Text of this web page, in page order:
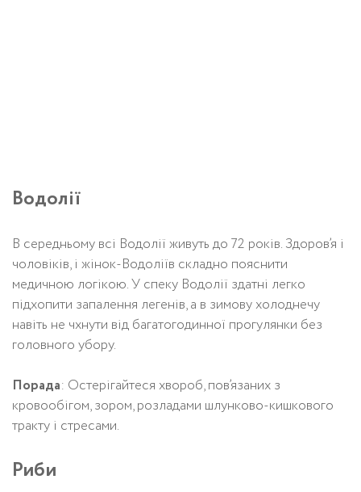
Водолії
В середньому всі Водолії живуть до 72 років. Здоров’я і
чоловіків, і жінок-Водоліїв складно пояснити
медичною логікою. У спеку Водолії здатні легко
підхопити запалення легенів, а в зимову холоднечу
навіть не чхнути від багатогодинної прогулянки без
головного убору.
Порада: Остерігайтеся хвороб, пов’язаних з
кровообігом, зором, розладами шлунково-кишкового
тракту і стресами.
Риби